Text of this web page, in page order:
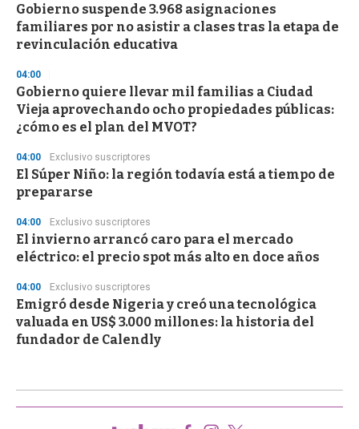
Gobierno suspende 3.968 asignaciones
familiares por no asistir a clases tras la etapa de
revinculación educativa
04:00
Gobierno quiere llevar mil familias a Ciudad
Vieja aprovechando ocho propiedades públicas:
¿cómo es el plan del MVOT?
04:00 Exclusivo suscriptores
El Súper Niño: la región todavía está a tiempo de
prepararse
04:00 Exclusivo suscriptores
El invierno arrancó caro para el mercado
eléctrico: el precio spot más alto en doce años
04:00 Exclusivo suscriptores
Emigró desde Nigeria y creó una tecnológica
valuada en US$ 3.000 millones: la historia del
fundador de Calendly